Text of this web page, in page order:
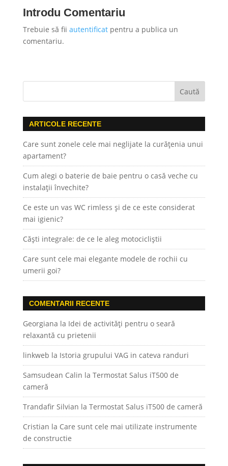
Introdu Comentariu
Trebuie să fii autentificatpentru a publica un
comentariu.
ARTICOLE RECENTE
Care sunt zonele cele mai neglijate la curățenia unui
apartament?
Cum alegi o baterie de baie pentru o casă veche cu
instalații învechite?
Ce este un vas WC rimless și de ce este considerat
mai igienic?
Căști integrale: de ce le aleg motocicliștii
Care sunt cele mai elegante modele de rochii cu
umerii goi?
COMENTARII RECENTE
Georgiana la Idei de activități pentru o seară
relaxantă cu prietenii
linkweb la Istoria grupului VAG in cateva randuri
Samsudean Calin la Termostat Salus iT500 de
cameră
Trandafir Silvian la Termostat Salus iT500 de cameră
Cristian la Care sunt cele mai utilizate instrumente
de constructie